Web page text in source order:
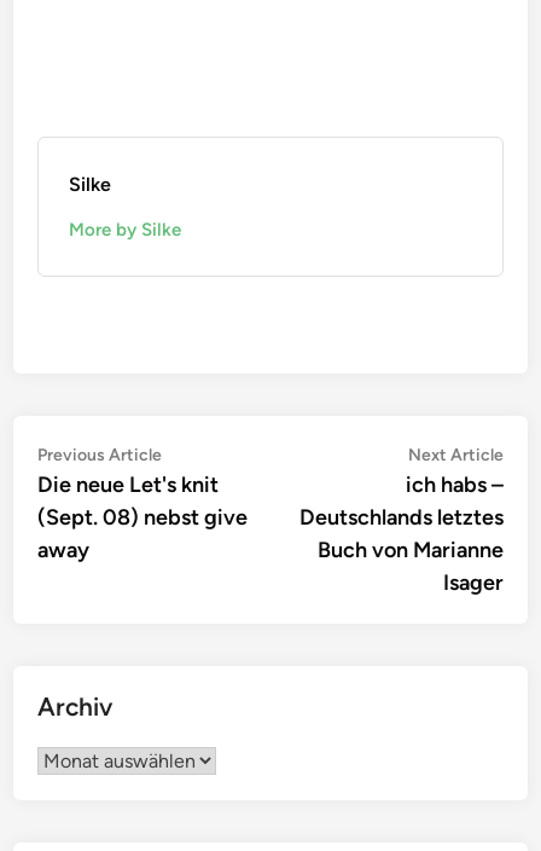
Silke
More by Silke
Beitragsnavigation
Previous ArticlePrevious
article:
Die neue Let's knit
(Sept. 08) nebst give
away
Next Article
ich habs –
Deutschlands letztes
Buch von Marianne
Isager
Archiv
Archiv